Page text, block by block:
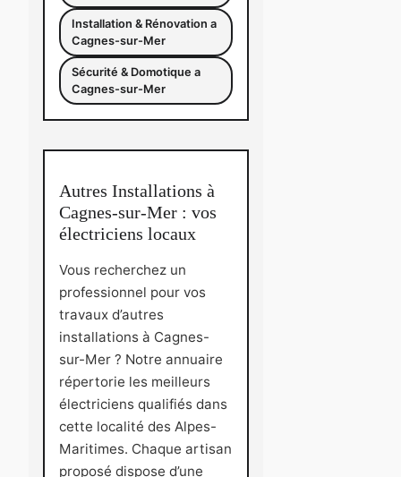
Installation & Rénovation a
Cagnes-sur-Mer
Sécurité & Domotique a
Cagnes-sur-Mer
Autres Installations à
Cagnes-sur-Mer : vos
électriciens locaux
Vous recherchez un
professionnel pour vos
travaux d’autres
installations à Cagnes-
sur-Mer ? Notre annuaire
répertorie les meilleurs
électriciens qualifiés dans
cette localité des Alpes-
Maritimes. Chaque artisan
proposé dispose d’une